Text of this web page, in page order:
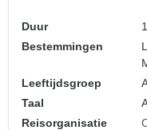
Duur
Bestemmingen
Leeftijdsgroep
Taal
Reisorganisatie